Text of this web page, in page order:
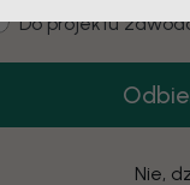
Do projektu
Nie,